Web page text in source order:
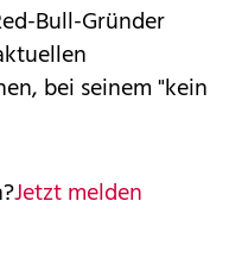
Bull-Gründer
bei seinem "kein
Jetzt melden